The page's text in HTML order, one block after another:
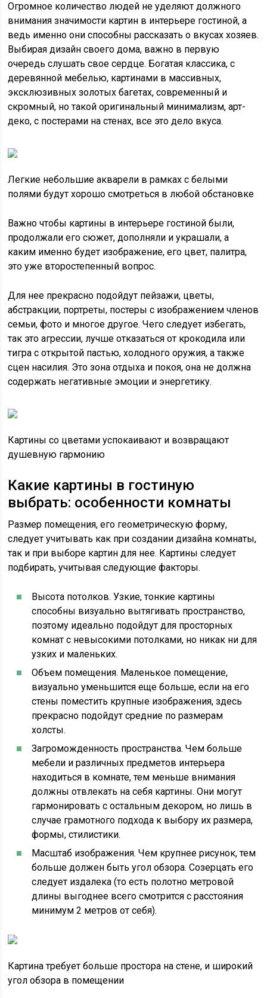
Огромное количество людей не уделяют должного
внимания значимости картин в интерьере гостиной, а
ведь именно они способны рассказать о вкусах хозяев.
Выбирая дизайн своего дома, важно в первую
очередь слушать свое сердце. Богатая классика, с
деревянной мебелью, картинами в массивных,
эксклюзивных золотых багетах, современный и
скромный, но такой оригинальный минимализм, арт-
деко, с постерами на стенах, все это дело вкуса.
Легкие небольшие акварели в рамках с белыми
полями будут хорошо смотреться в любой обстановке
Важно чтобы картины в интерьере гостиной были,
продолжали его сюжет, дополняли и украшали, а
каким именно будет изображение, его цвет, палитра,
это уже второстепенный вопрос.
Для нее прекрасно подойдут пейзажи, цветы,
абстракции, портреты, постеры с изображением членов
семьи, фото и многое другое. Чего следует избегать,
так это агрессии, лучше отказаться от крокодила или
тигра с открытой пастью, холодного оружия, а также
сцен насилия. Это зона отдыха и покоя, она не должна
содержать негативные эмоции и энергетику.
Картины со цветами успокаивают и возвращают
душевную гармонию
Какие картины в гостиную
выбрать: особенности комнаты
Размер помещения, его геометрическую форму,
следует учитывать как при создании дизайна комнаты,
так и при выборе картин для нее. Картины следует
подбирать, учитывая следующие факторы.
Высота потолков. Узкие, тонкие картины
способны визуально вытягивать пространство,
поэтому идеально подойдут для просторных
комнат с невысокими потолками, но никак ни для
узких и маленьких.
Объем помещения. Маленькое помещение,
визуально уменьшится еще больше, если на его
стены поместить крупные изображения, здесь
прекрасно подойдут средние по размерам
холсты.
Загроможденность пространства. Чем больше
мебели и различных предметов интерьера
находиться в комнате, тем меньше внимания
должны отвлекать на себя картины. Они могут
гармонировать с остальным декором, но лишь в
случае грамотного подхода к выбору их размера,
формы, стилистики.
Масштаб изображения. Чем крупнее рисунок, тем
больше должен быть угол обзора. Созерцать его
следует издалека (то есть полотно метровой
длины выгоднее всего смотрится с расстояния
минимум 2 метров от себя).
Картина требует больше простора на стене, и широкий
угол обзора в помещении